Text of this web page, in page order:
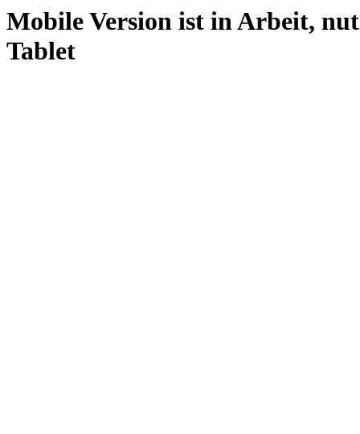
Mobile Version ist in Arbeit,
Tablet